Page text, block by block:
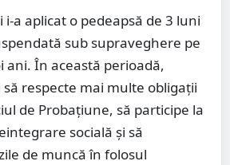
i-a aplicat o pedeapsă de 3 luni
sub supraveghere pe
ani. În această perioadă,
respecte mai multe obligații
de Probațiune, să participe la
socială și să
de muncă în folosul